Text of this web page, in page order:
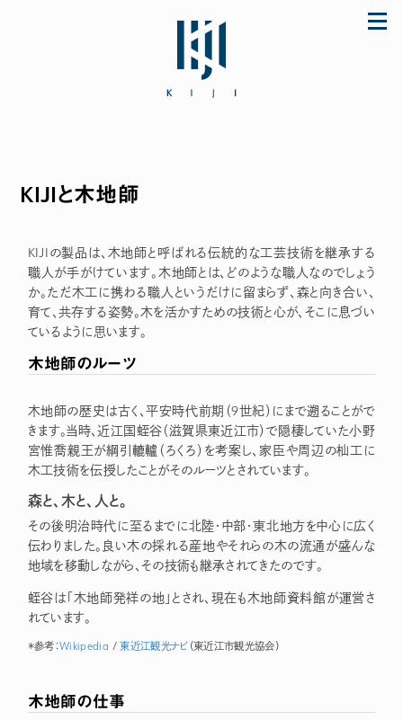
KIJIと木地師
KIJIの製品は、木地師と呼ばれる伝統的な工芸技術を継承する
職人が手がけています。木地師とは、どのような職人なのでしょう
か。ただ木工に携わる職人というだけに留まらず、森と向き合い、
育て、共存する姿勢。木を活かすための技術と心が、そこに息づい
ているように思います。
木地師のルーツ
木地師の歴史は古く、平安時代前期（9世紀）にまで遡ることがで
きます。当時、近江国蛭谷（滋賀県東近江市）で隠棲していた小野
宮惟喬親王が綱引轆轤（ろくろ）を考案し、家臣や周辺の杣工に
木工技術を伝授したことがそのルーツとされています。
森と、木と、人と。
その後明治時代に至るまでに北陸・中部・東北地方を中心に広く
伝わりました。良い木の採れる産地やそれらの木の流通が盛んな
地域を移動しながら、その技術も継承されてきたのです。
蛭谷は「木地師発祥の地」とされ、現在も木地師資料館が運営さ
れています。
＊参考：Wikipedia /東近江観光ナビ （東近江市観光協会）
木地師の仕事